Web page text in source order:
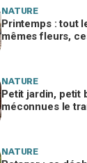
NATURE
Printemps : tout
mêmes fleurs,
NATURE
Petit jardin, petit
méconnues le
NATURE